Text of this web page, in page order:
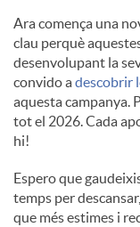
Ara comença una
clau perquè
desenvolupant la
convido adescobrir
aquesta campanya.
tot el 2026. Cada
hi!
Espero que
temps per
que més estimes i